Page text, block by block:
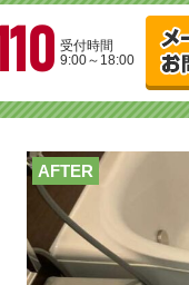
受付時間
9:00～18:00
AFTER